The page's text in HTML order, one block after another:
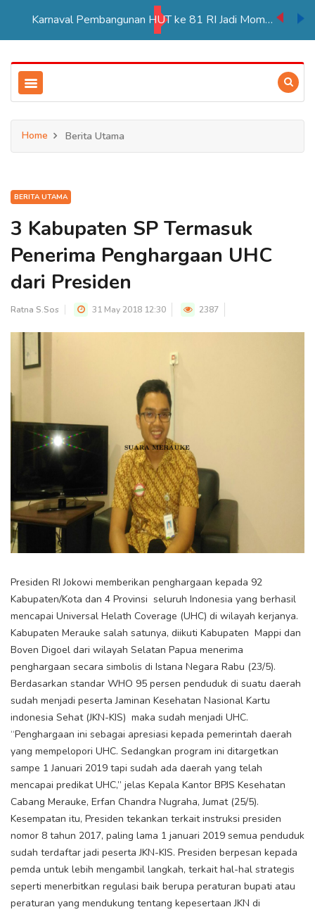
Karnaval Pembangunan HUT ke 81 RI Jadi Momentum Perkuat Persatuan di Merauke
Home Berita Utama
BERITA UTAMA
3 Kabupaten SP Termasuk
Penerima Penghargaan UHC
dari Presiden
Ratna S.Sos 31 May 2018 12:30 2387
Presiden RI Jokowi memberikan penghargaan kepada 92
Kabupaten/Kota dan 4 Provinsi seluruh Indonesia yang berhasil
mencapai Universal Helath Coverage (UHC) di wilayah kerjanya.
Kabupaten Merauke salah satunya, diikuti Kabupaten Mappi dan
Boven Digoel dari wilayah Selatan Papua menerima
penghargaan secara simbolis di Istana Negara Rabu (23/5).
Berdasarkan standar WHO 95 persen penduduk di suatu daerah
sudah menjadi peserta Jaminan Kesehatan Nasional Kartu
indonesia Sehat (JKN-KIS) maka sudah menjadi UHC.
“Penghargaan ini sebagai apresiasi kepada pemerintah daerah
yang mempelopori UHC. Sedangkan program ini ditargetkan
sampe 1 Januari 2019 tapi sudah ada daerah yang telah
mencapai predikat UHC,” jelas Kepala Kantor BPJS Kesehatan
Cabang Merauke, Erfan Chandra Nugraha, Jumat (25/5).
Kesempatan itu, Presiden tekankan terkait instruksi presiden
nomor 8 tahun 2017, paling lama 1 januari 2019 semua penduduk
sudah terdaftar jadi peserta JKN-KIS. Presiden berpesan kepada
pemda untuk lebih mengambil langkah, terkait hal-hal strategis
seperti menerbitkan regulasi baik berupa peraturan bupati atau
peraturan yang mendukung tentang kepesertaan JKN di